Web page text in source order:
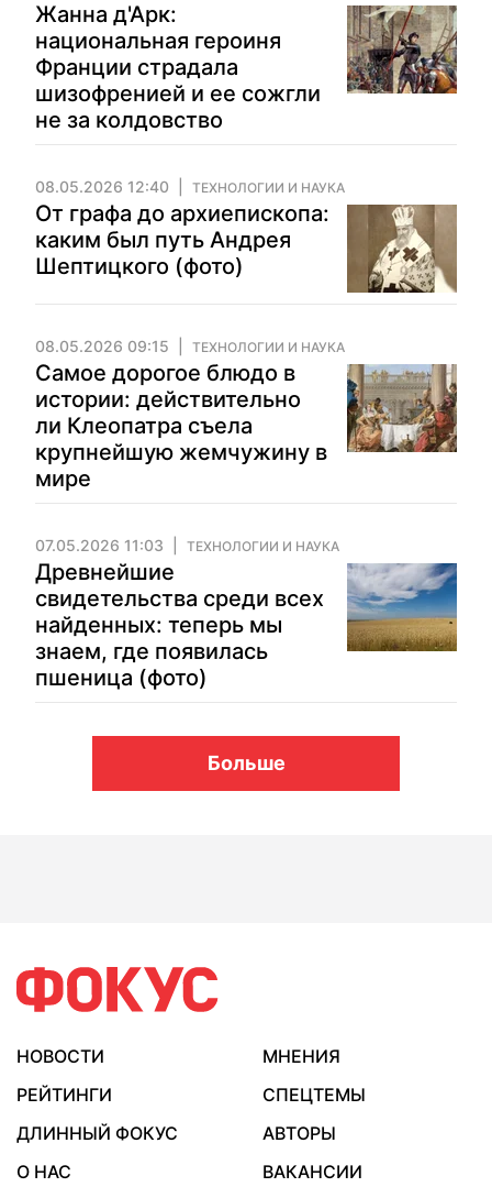
Жанна д'Арк:
национальная героиня
Франции страдала
шизофренией и ее сожгли
не за колдовство
08.05.2026 12:40 ТЕХНОЛОГИИ И НАУКА
От графа до архиепископа:
каким был путь Андрея
Шептицкого (фото)
08.05.2026 09:15 ТЕХНОЛОГИИ И НАУКА
Самое дорогое блюдо в
истории: действительно
ли Клеопатра съела
крупнейшую жемчужину в
мире
07.05.2026 11:03 ТЕХНОЛОГИИ И НАУКА
Древнейшие
свидетельства среди всех
найденных: теперь мы
знаем, где появилась
пшеница (фото)
Больше
НОВОСТИ
МНЕНИЯ
РЕЙТИНГИ
СПЕЦТЕМЫ
ДЛИННЫЙ ФОКУС
АВТОРЫ
О НАС
ВАКАНСИИ